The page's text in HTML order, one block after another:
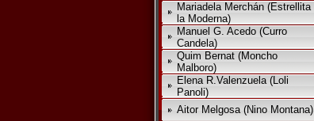
Mariadela Merchán (Estrellita
la Moderna)
Manuel G. Acedo (Curro
Candela)
Quim Bernat (Moncho
Malboro)
Elena R.Valenzuela (Loli
Panoli)
Aitor Melgosa (Nino Montana)